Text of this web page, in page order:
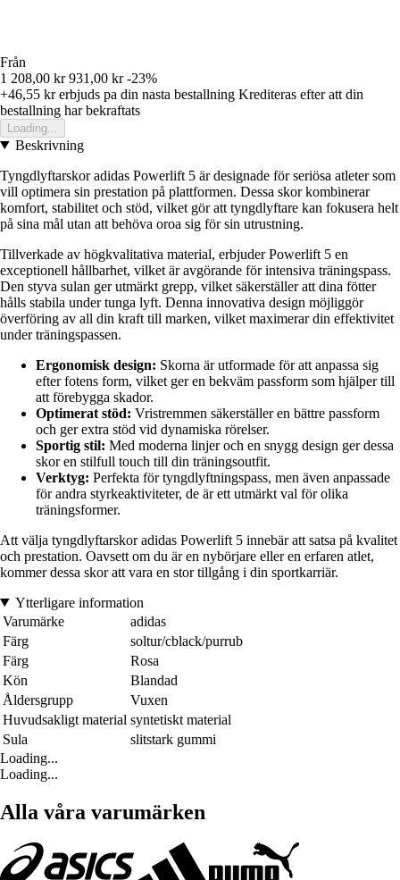
Från
1 208,00 kr 931,00 kr -23%
+46,55 krerbjuds pa din nasta bestallning Krediteras efter att din
bestallning har bekraftats
Loading...
Beskrivning
Tyngdlyftarskor adidas Powerlift 5 är designade för seriösa atleter som
vill optimera sin prestation på plattformen. Dessa skor kombinerar
komfort, stabilitet och stöd, vilket gör att tyngdlyftare kan fokusera helt
på sina mål utan att behöva oroa sig för sin utrustning.
Tillverkade av högkvalitativa material, erbjuder Powerlift 5 en
exceptionell hållbarhet, vilket är avgörande för intensiva träningspass.
Den styva sulan ger utmärkt grepp, vilket säkerställer att dina fötter
hålls stabila under tunga lyft. Denna innovativa design möjliggör
överföring av all din kraft till marken, vilket maximerar din effektivitet
under träningspassen.
Ergonomisk design: Skorna är utformade för att anpassa sig
efter fotens form, vilket ger en bekväm passform som hjälper till
att förebygga skador.
Optimerat stöd: Vristremmen säkerställer en bättre passform
och ger extra stöd vid dynamiska rörelser.
Sportig stil: Med moderna linjer och en snygg design ger dessa
skor en stilfull touch till din träningsoutfit.
Verktyg: Perfekta för tyngdlyftningspass, men även anpassade
för andra styrkeaktiviteter, de är ett utmärkt val för olika
träningsformer.
Att välja tyngdlyftarskor adidas Powerlift 5 innebär att satsa på kvalitet
och prestation. Oavsett om du är en nybörjare eller en erfaren atlet,
kommer dessa skor att vara en stor tillgång i din sportkarriär.
Ytterligare information
Varumärke
adidas
Färg
soltur/cblack/purrub
Färg
Rosa
Kön
Blandad
Åldersgrupp
Vuxen
Huvudsakligt material syntetiskt material
Sula
slitstark gummi
Loading...
Loading...
Alla våra varumärken